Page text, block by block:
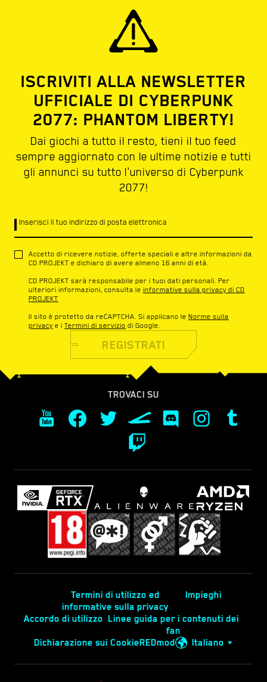
ISCRIVITI ALLA NEWSLETTER
UFFICIALE DI CYBERPUNK
2077: PHANTOM LIBERTY!
Dai giochi a tutto il resto, tieni il tuo feed
sempre aggiornato con le ultime notizie e tutti
gli annunci su tutto l'universo di Cyberpunk
2077!
Inserisci il tuo indirizzo di posta elettronica
Accetto di ricevere notizie, offerte speciali e altre informazioni da
CD PROJEKT e dichiaro di avere almeno 16 anni di età.
CD PROJEKT sarà responsabile per i tuoi dati personali. Per
ulteriori informazioni, consulta le informative sulla privacy di CD
PROJEKT
Il sito è protetto da reCAPTCHA. Si applicano le Norme sulla
privacy e i Termini di servizio di Google.
REGISTRATI
TROVACI SU
Termini di utilizzo ed
informative sulla privacy
Impieghi
Accordo di utilizzo Linee guida per i contenuti dei
fan
Dichiarazione sui CookieREDmod Italiano